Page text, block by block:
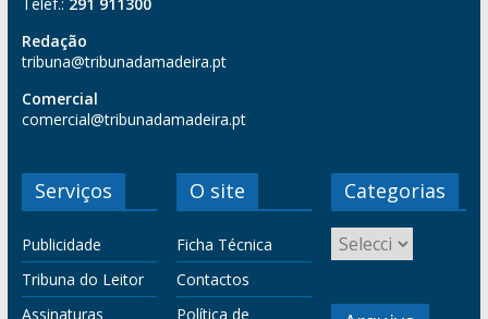
Redação
tribuna@tribunadamadeira.pt
Comercial
comercial@tribunadamadeira.pt
Serviços
Publicidade
Tribuna do Leitor
Assinaturas
O site
Ficha Técnica
Contactos
Política de
Categorias